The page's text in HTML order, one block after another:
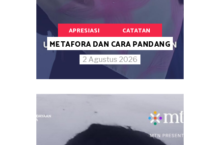
APRESIASI CATATAN
METAFORA DAN CARA PANDANG
2 Agustus 2026